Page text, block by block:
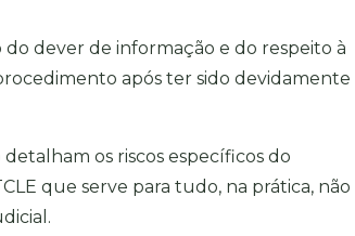
do dever de informação e do respeito à
após ter sido devidamente
os riscos específicos do
que serve para tudo, na prática, não